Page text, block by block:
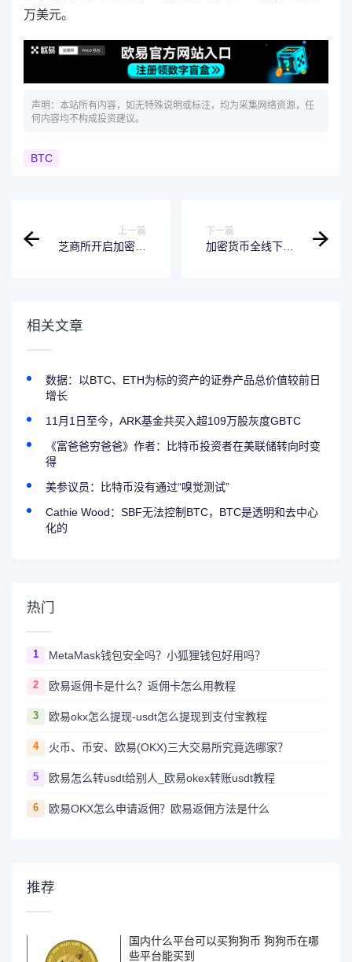
万美元。
声明：本站所有内容，如无特殊说明或标注，均为采集网络资源，任
何内容均不构成投资建议。
BTC
上一篇
芝商所开启加密货
下一篇
加密货币全线下
相关文章
数据：以BTC、ETH为标的资产的证券产品总价值较前日
增长
11月1日至今，ARK基金共买入超109万股灰度GBTC
《富爸爸穷爸爸》作者：比特币投资者在美联储转向时变
得
美参议员：比特币没有通过“嗅觉测试”
Cathie Wood：SBF无法控制BTC，BTC是透明和去中心
化的
热门
1 MetaMask钱包安全吗？小狐狸钱包好用吗？
2 欧易返佣卡是什么？返佣卡怎么用教程
3 欧易okx怎么提现-usdt怎么提现到支付宝教程
4 火币、币安、欧易(OKX)三大交易所究竟选哪家？
5 欧易怎么转usdt给别人_欧易okex转账usdt教程
6 欧易OKX怎么申请返佣？欧易返佣方法是什么
推荐
国内什么平台可以买狗狗币 狗狗币在哪
些平台能买到